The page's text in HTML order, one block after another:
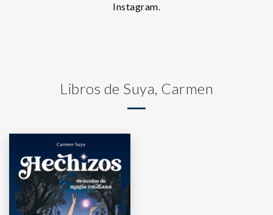
Instagram.
Libros de Suya, Carmen